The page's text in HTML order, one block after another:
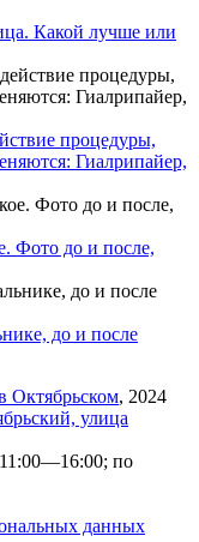
Какой лучше или
процедуры,
Гиалрипайер,
Фото до и после,
до и после
Октябрьском, 2024
улица
по
данных